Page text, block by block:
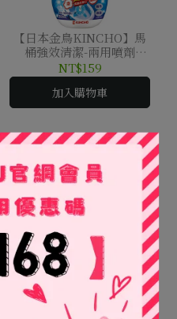
【日本金鳥KINCHO】馬
桶強效清潔-兩用噴劑
300ml
NT$159
加入購物車
【日本金鳥KINCHO】空
間消臭芳香液180天-無香
400ML
NT$239